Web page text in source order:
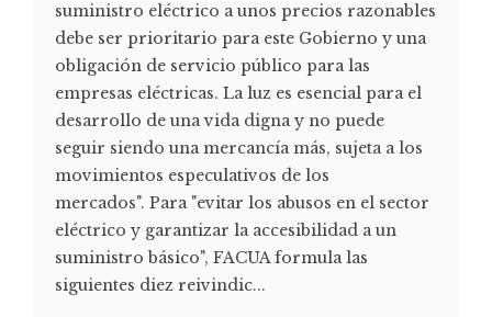
suministro eléctrico a unos precios razonables
debe ser prioritario para este Gobierno y una
obligación de servicio público para las
empresas eléctricas. La luz es esencial para el
desarrollo de una vida digna y no puede
seguir siendo una mercancía más, sujeta a los
movimientos especulativos de los
mercados". Para "evitar los abusos en el sector
eléctrico y garantizar la accesibilidad a un
suministro básico", FACUA formula las
siguientes diez reivindic...